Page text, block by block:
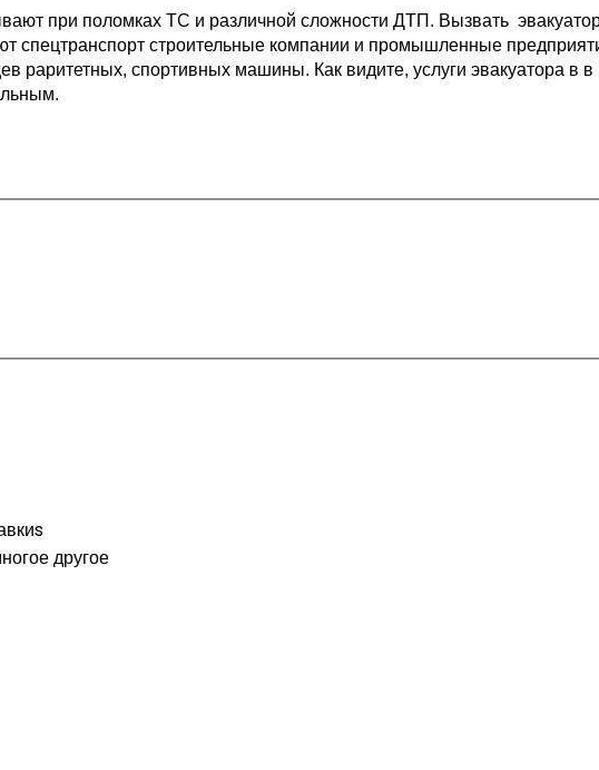
при поломках ТС и различной сложности ДТП. Вызвать
спецтранспорт строительные компании и промышленные
раритетных, спортивных машины. Как видите, услуги эвакуатора в
другое